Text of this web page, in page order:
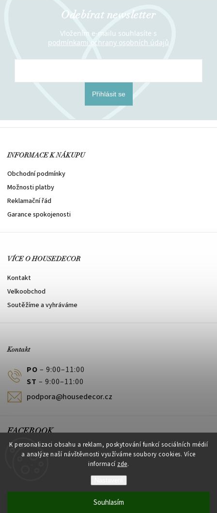
K personalizaci obsahu a reklam, poskytování funkcí sociálních médií
a analýze naší návštěvnosti využíváme soubory cookies. Více
informací zde.
Souhlasím
Odebírat newsletter
Vložením e-mailu souhlasíte s
podmínkami ochrany osobních údajů
Přihlásit se
INFORMACE K NÁKUPU
Obchodní podmínky
Možnosti platby
Reklamační řád
Garance spokojenosti
VÍCE O HOUSEDECOR
Kontakt
Velkoobchod
Soutěžíme a vyhráváme
Kontakt
PO – 9:00–11:00
ST – 9:00–11:00
podpora@housedecor.cz
FACEBOOK